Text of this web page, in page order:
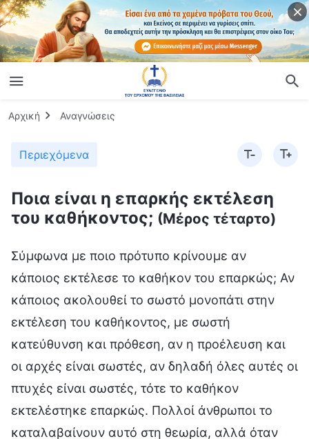
Αρχική Αναγνώσεις
Περιεχόμενα
Ποια είναι η επαρκής εκτέλεση
του καθήκοντος; (Μέρος τέταρτο)
Σύμφωνα με ποιο πρότυπο κρίνουμε αν κάποιος εκτέλεσε το καθήκον του επαρκώς; Αν κάποιος ακολουθεί το σωστό μονοπάτι στην εκτέλεση του καθήκοντος, με σωστή κατεύθυνση και πρόθεση, αν η προέλευση και οι αρχές είναι σωστές, αν δηλαδή όλες αυτές οι πτυχές είναι σωστές, τότε το καθήκον εκτελέστηκε επαρκώς. Πολλοί άνθρωποι το καταλαβαίνουν αυτό στη θεωρία, αλλά όταν τους συμβεί κάτι στ’ αλήθεια, μπερδεύονται. Θα σας πω μία αρχή για να το συνοψίσουμε: Όταν αντιμετωπίζετε διάφορες καταστάσεις, μη φέρεστε αυθαίρετα και μονομερώς. Γιατί δεν πρέπει να φέρεστε αυθαίρετα και μονομερώς; Πρώτον, μια τέτοια συμπεριφορά δεν συμβαδίζει με τις αρχές της εκτέλεσης του καθήκοντος. Επιπλέον, το καθήκον δεν είναι προσωπικό σου ζήτημα, δεν το κάνεις για σένα, δεν είναι προσωπική σου διαχείριση, δεν είναι η επιχείρησή σου. Στον οίκο του Θεού, ό,τι κι αν κάνεις, δεν εργάζεσαι πάνω σε κάποιο δικό σου εγχείρημα· πρόκειται για το έργο του οίκου του Θεού, πρόκειται για το έργο του Θεού. Πρέπει να έχεις διαρκώς αυτήν τη γνώση στο μυαλό σου και να λες: «Δεν είναι δική μου υπόθεση· κάνω το καθήκον μου και εκπληρώνω την ευθύνη μου. Κάνω το έργο της εκκλησίας. Είναι μια εργασία που μου εμπιστεύτηκε ο Θεός και την κάνω για Εκείνον. Είναι το καθήκον μου, δεν είναι προσωπική μου υπόθεση». Αυτό είναι το πρώτο που θα πρέπει να καταλάβουν οι άνθρωποι. Εάν αντιμετωπίζεις ένα καθήκον ως προσωπική σου υπόθεση και δεν αναζητάς τις αλήθεια-αρχές όταν ενεργείς, αν το εκτελείς σύμφωνα με τα κίνητρα, τις απόψεις και τα κρυφά σου σχέδια, τότε πιθανότατα να κάνεις λάθη. Πώς πρέπει λοιπόν να πράξεις εάν μπορείς να ξεχωρίσεις πολύ καλά μεταξύ του καθήκοντός σου και των προσωπικών σου υποθέσεων, και γνωρίζεις ότι πρόκειται για καθήκον; (Αναζητώ ό,τι ζητά ο Θεός, αναζητώ τις αρχές.) Σωστά. Αν σου συμβεί κάτι και δεν κατανοείς την αλήθεια, κι έχεις κάποια ιδέα, αλλά ακόμα δεν το έχεις ξεκαθαρίσει, τότε πρέπει να βρεις αδελφούς και αδελφές που να κατανοούν την αλήθεια για να συναναστραφείς μαζί τους. Αυτό σημαίνει αναζήτηση της αλήθειας, αυτή είναι, πριν απ’ όλα τ’ άλλα, η στάση που θα πρέπει να έχεις απέναντι στο καθήκον σου. Μην παίρνεις αποφάσεις με βάση ό,τι που θεωρείς εσύ σωστό και στη συνέχεια να χτυπάς το σφυρί και να λες ότι η υπόθεση έκλεισε —κάτι τέτοιο εύκολα οδηγεί σε προβλήματα. Το καθήκον δεν είναι προσωπική σου υπόθεση. Τα ζητήματα του οίκου του Θεού, είτε μικρά είτε μεγάλα, δεν είναι προσωπική υπόθεση κανενός. Εφόσον σχετίζεται με το καθήκον, τότε δεν είναι προσωπικό σου ζήτημα, δεν είναι προσωπική σου υπόθεση —αφορά την αλήθεια και την αρχή. Ποιο είναι λοιπόν το πρώτο που θα πρέπει να κάνετε; Ν’ αναζητήσετε την αλήθεια, ν’ αναζητήσετε τις αρχές. Και αν δεν κατανοείτε την αλήθεια, πρέπει πρώτα ν’ αναζητήσετε τις αρχές. Εάν ήδη κατανοείτε την αλήθεια, θα είναι εύκολο να εντοπίσετε τις αρχές. Τι πρέπει να κάνεις αν δεν καταλαβαίνεις τις αρχές; Υπάρχει τρόπος: μπορείς να συναναστραφείς μ’ αυτούς που καταλαβαίνουν. Μην υποθέτεις ότι εσύ καταλαβαίνεις τα πάντα κι έχεις πάντα δίκιο. Έτσι είναι εύκολο να κάνεις λάθη. Τι είδους διάθεση είναι αυτή κατά την οποία πρέπει πάντα να έχεις τον τελευταίο λόγο; Είναι αλαζονεία κι αυταρέσκεια, αυθαίρετη και μονομερής συμπεριφορά. Κάποιοι σκέφτονται: «Είμαι απόφοιτος πανεπιστημίου, είμαι πιο καλλιεργημένος από εσάς, έχω ικανότητα κατανόησης. Εσείς έχετε όλοι μικρό ανάστημα και δεν καταλαβαίνετε την αλήθεια, οπότε πρέπει να μ’ ακούτε σ’ ό,τι λέω. Μπορώ να παίρνω αποφάσεις ολομόναχος!» Τι άποψη είναι αυτή; Αν έχεις τέτοια άποψη, θα έχεις προβλήματα. Δεν πρόκειται να εκτελέσεις ποτέ καλά τα καθήκοντά σου. Πώς μπορείς να εκτελείς τα καθήκοντά σου καλά όταν θέλεις να έχεις πάντα τον τελευταίο λόγο, χωρίς αρμονική συνεργασία; Αν εκτελείς έτσι τα καθήκοντά σου, δεν υπάρχει περίπτωση να φτάσεις στον στόχο. Γιατί το λέω αυτό; Θέλεις μονίμως να περιορίζεις τους άλλους και να τους κάνεις να σ’ ακούνε, και δεν ακούς τίποτα απ’ όσα λένε οι άλλοι. Αυτό δεν δείχνει μόνο προκατάληψη και πείσμα, αλλά κι αλαζονεία και αυταρέσκεια. Έτσι, όχι μόνο δεν θα εκτελέσεις καλά το δικό σου καθήκον, αλλά θα εμποδίσεις και τους άλλους απ’ το να εκτελέσουν καλά το δικό τους. Αυτή είναι η συνέπεια της αλαζονικής διάθεσης. Γιατί ο Θεός απαιτεί από τους ανθρώπους αρμονική συνεργασία; Από τη μία, κάτι τέτοιο βοηθάει στο να αποκαλυφθούν οι διεφθαρμένες διαθέσεις των ανθρώπων, κι έτσι τους επιτρέπει να γνωρίσουν τον εαυτό τους και να απαλλαχθούν από τις διεφθαρμένες διαθέσεις τους. Αυτό βοηθάει τη ζωή-είσοδό τους. Από την άλλη, η αρμονική συνεργασία είναι ωφέλιμη και για το έργο της εκκλησίας. Αφού όλοι έχουν έλλειψη κατανόησης της αλήθειας κι έχουν διεφθαρμένες διαθέσεις, αν δεν υπάρχει αρμονική συνεργασία, τότε δεν θα μπορούν να εκτελούν καλά τα καθήκοντά τους, και αυτό θα έχει επίπτωση στο έργο της εκκλησίας. Η συνέπεια αυτή είναι πολύ σοβαρή. Με λίγα λόγια, για να καταφέρει κανείς να εκτελεί τα καθήκοντά του επαρκώς, πρέπει να μάθει να συνεργάζεται αρμονικά, κι όταν αντιμετωπίζει καταστάσεις, να συναναστρέφεται σχετικά με την αλήθεια για να βρίσκει λύσεις. Αυτό είναι απαραίτητο, αφού ωφελεί όχι μόνο το έργο της εκκλησίας, αλλά και την ζωή-είσοδο του εκλεκτού λαού του Θεού. Κάποιοι άνθρωποι δεν το καταλαβαίνουν αυτό· νομίζουν ότι η αρμονική συνεργασία φέρνει προβλήματα και ότι κάποιες φορές η συναναστροφή σχετικά με την αλήθεια δεν έχει εύκολα αποτελέσματα. Αυτοί οι άνθρωποι εγείρουν αμφιβολίες λέγοντας: «Είναι απαραίτητο να συνεργάζομαι αρμονικά για να καταφέρω να εκτελέσω επαρκώς το καθήκον μου; Είναι σίγουρο ότι θα φέρει αποτέλεσμα η συναναστροφή, όταν αντιμετωπίζουμε κάποια κατάσταση; Νομίζω όλα αυτά είναι για να είναι. Δεν έχει νόημα ν’ ακολουθεί κανείς όλους αυτούς τους κανονισμούς». Είναι σωστή αυτή η άποψη; (Όχι.) Τι πρόβλημα φανερώνει; (Έχουν προβληματική στάση απέναντί στην εκτέλεση του καθήκοντος.) Κάποιοι άνθρωποι έχουν αλαζονική κι αυτάρεσκη διάθεση. Είναι απρόθυμοι να συναναστραφούν σχετικά με την αλήθεια και θέλουν μονίμως να έχουν τον τελευταίο λόγο. Μπορεί ένας άνθρωπος τόσο αλαζονικός και αυτάρεσκος να συνεργαστεί αρμονικά με τους άλλους; Ο Θεός απαιτεί απ’ τους ανθρώπους να συνεργάζονται αρμονικά όσο εκτελούν τα καθήκοντά τους για να διορθώνουν τις διεφθαρμένες διαθέσεις τους, για να τους βοηθήσει να μάθουν να υποτάσσονται στο έργο του Θεού ενώ εκτελούν τα καθήκοντά τους, και ν’ απαλλαχθούν από τις διεφθαρμένες διαθέσεις τους, καταφέρνοντας έτσι να εκτελέσουν επαρκώς το καθήκον τους. Όταν αρνείσαι να συνεργαστείς με τους άλλους και θες να φέρεσαι αυθαίρετα και μονομερώς, και να κάνεις όλους τους άλλους να σ’ ακούνε, τότε έχεις σωστή στάση απέναντι στο καθήκον σου; Η στάση σου απέναντι στο καθήκον σου σχετίζεται με τη ζωή-είσοδό σου. Ο Θεός δεν ενδιαφέρεται για το τι σου συμβαίνει κάθε μέρα ή για το πόση δουλειά κάνεις, πόση προσπάθεια καταβάλλεις —αυτό που εξετάζει είναι η στάση σου απέναντι σ’ όλα αυτά. Και με τι σχετίζονται η στάση με την οποία κάνεις αυτά τα πράγματα και ο τρόπος με τον οποίον τα κάνεις; Σχετίζονται με το αν επιδιώκεις ή δεν επιδιώκεις την αλήθεια, καθώς και με τη ζωή-είσοδό σου. Ο Θεός εξετάζει τη ζωή-είσοδό σου, το μονοπάτι στο οποίο βαδίζεις. Εάν βαδίζεις στο μονοπάτι της επιδίωξης της αλήθειας και έχεις ζωή-είσοδο, τότε θα μπορείς να συνεργαστείς αρμονικά με τους άλλους όταν εκτελείς τα καθήκοντά σου και θα είναι εύκολο να τα εκτελέσεις επαρκώς. Αν όμως, καθώς εκτελείς το καθήκον σου, τονίζεις διαρκώς ότι έχεις κεφάλαιο, ότι καταλαβαίνεις τη δουλειά σου, ότι έχεις εμπειρία, ότι λαμβάνεις υπόψη σου τις προθέσεις του Θεού και ότι επιδιώκεις την αλήθεια περισσότερο από οποιονδήποτε άλλον, και αν τότε νομίζεις ότι όλα αυτά σου δίνουν το δικαίωμα να έχεις τον τελευταίο λόγο, και δεν συζητάς τίποτα με κανέναν άλλον, ενώ ακολουθείς πάντα δικούς σου κανόνες και το κάνεις λες και ασχολείσαι με προσωπική διαχείριση, και θέλεις πάντα να είσαι «το μόνο λουλούδι που ανθίζει», βαδίζεις τότε στο μονοπάτι της ζωής-εισόδου; Όχι —αυτό είναι η επιδίωξη της θέσης, είναι σαν να βαδίσεις στο μονοπάτι του Παύλου, δεν είναι το μονοπάτι της ζωής-εισόδου. Ο τρόπος με τον οποίο οδηγεί ο Θεός τους ανθρώπους στο μονοπάτι της ζωής-εισόδου και στο μονοπάτι επιδίωξης της αλήθειας δεν έχει χώρο για τέτοιες συμπεριφορές ή εκδηλώσεις. Ποιο είναι το πρότυπο για την επαρκή εκτέλεση του καθήκοντος; (Η αναζήτηση της αλήθειας σ’ όλα τα πράγματα, το να μπορείς να ενεργείς σύμφωνα με τις αρχές.) Έτσι είναι. Για να εκτελέσεις επαρκώς το καθήκον σου, δεν έχει σημασία πόσα χρόνια πιστεύεις στον Θεό, πόσα καθήκοντα έχεις εκτελέσει, ούτε πόσες συνεισφορές έχεις κάνει στον οίκο του Θεού, πόσο μάλλον πόση εμπειρία έχεις στο καθήκον σου. Το κύριο πράγμα που εξετάζει ο Θεός είναι το μονοπάτι που ακολουθεί κανείς. Με άλλα λόγια, εξετάζει τη στάση που έχει κάποιος απέναντι στην αλήθεια και τις αρχές, την κατεύθυνση, την προέλευση και το σημείο εκκίνησης που βρίσκονται πίσω απ’ τις πράξεις του. Σ’ αυτά τα πράγματα εστιάζει ο Θεός· αυτά είναι που καθορίζουν το μονοπάτι που βαδίζεις. Πώς θα σε δει ο Θεός εάν, όσο εκτελείς το καθήκον σου, δεν εκδηλώνεις καθόλου αυτά τα θετικά πράγματα, και αν οι αρχές, το μονοπάτι και η βάση της δράσης σου είναι οι δικές σου σκέψεις, οι δικοί σου στόχοι και τα δικά σου σχέδια, αν το σημείο εκκίνησής σου είναι να προστατεύεις τα δικά σου συμφέροντα και να διασφαλίζεις τη φήμη και τη θέση σου, αν ο τρόπος που λειτουργείς είναι να παίρνεις αποφάσεις και να ενεργείς μόνος σου έχοντας τον τελευταίο λόγο, χωρίς ποτέ να συζητάς ή να συνεργάζεσαι αρμονικά με τους άλλους, και χωρίς ποτέ να ακούς συμβουλές όταν έχεις κάνει λάθος, πόσο μάλλον να αναζητάς την αλήθεια; Αν εκτελείς έτσι το καθήκον σου, δεν πληροίς ακόμα τις προδιαγραφές και δεν έχεις βαδίσει στο μονοπάτι της επιδίωξης της αλήθειας, επειδή, καθώς κάνεις το καθήκον σου, δεν αναζητάς τις αλήθεια-αρχές και κάνεις πάντα ό,τι θέλεις, ό,τι σου αρέσει. Γι’ αυτό οι περισσότεροι άνθρωποι δεν εκτελούν επαρκώς τα καθήκοντά τους. Και πώς πρέπει να λυθεί αυτό το πρόβλημα; Θα λέγατε ότι είναι δύσκολο να εκπληρώσει κανείς επαρκώς το καθήκον του; Στην πραγματικότητα, δεν είναι· αρκεί οι άνθρωπο